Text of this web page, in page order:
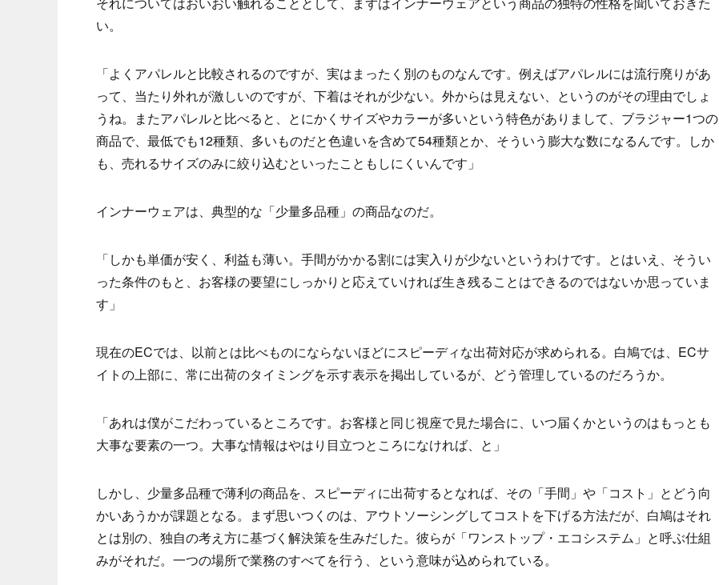
い。
「よくアパレルと比較されるのですが、実はまったく別のものなんです。例えばアパレルには流行廃りがあ
って、当たり外れが激しいのですが、下着はそれが少ない。外からは見えない、というのがその理由でしょ
うね。またアパレルと比べると、とにかくサイズやカラーが多いという特色がありまして、ブラジャー1つの
商品で、最低でも12種類、多いものだと色違いを含めて54種類とか、そういう膨大な数になるんです。しか
も、売れるサイズのみに絞り込むといったこともしにくいんです」
インナーウェアは、典型的な「少量多品種」の商品なのだ。
「しかも単価が安く、利益も薄い。手間がかかる割には実入りが少ないというわけです。とはいえ、そうい
った条件のもと、お客様の要望にしっかりと応えていければ生き残ることはできるのではないか思っていま
す」
現在のECでは、以前とは比べものにならないほどにスピーディな出荷対応が求められる。白鳩では、ECサ
イトの上部に、常に出荷のタイミングを示す表示を掲出しているが、どう管理しているのだろうか。
「あれは僕がこだわっているところです。お客様と同じ視座で見た場合に、いつ届くかというのはもっとも
大事な要素の一つ。大事な情報はやはり目立つところになければ、と」
しかし、少量多品種で薄利の商品を、スピーディに出荷するとなれば、その「手間」や「コスト」とどう向
かいあうかが課題となる。まず思いつくのは、アウトソーシングしてコストを下げる方法だが、白鳩はそれ
とは別の、独自の考え方に基づく解決策を生みだした。彼らが「ワンストップ・エコシステム」と呼ぶ仕組
みがそれだ。一つの場所で業務のすべてを行う、という意味が込められている。